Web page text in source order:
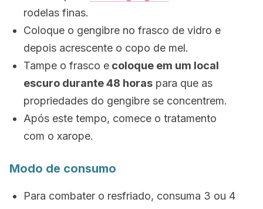
rodelas finas.
Coloque o gengibre no frasco de vidro e
depois acrescente o copo de mel.
Tampe o frasco e coloque em um local
escuro durante 48 horas para que as
propriedades do gengibre se concentrem.
Após este tempo, comece o tratamento
com o xarope.
Modo de consumo
Para combater o resfriado, consuma 3 ou 4